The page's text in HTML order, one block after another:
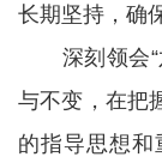
长期坚持，确
深刻领会“
与不变，在把
的指导思想